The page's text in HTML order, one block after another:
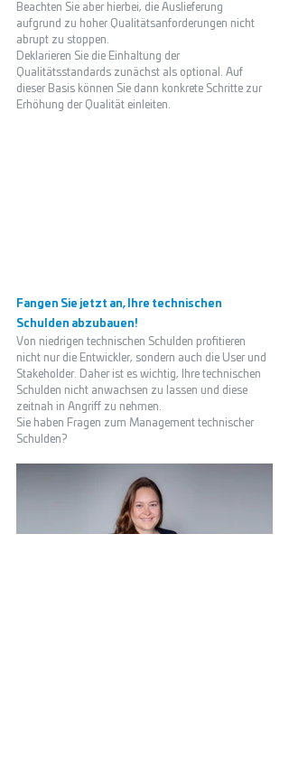
Beachten Sie aber hierbei, die Auslieferung
aufgrund zu hoher Qualitätsanforderungen nicht
abrupt zu stoppen.
Deklarieren Sie die Einhaltung der
Qualitätsstandards zunächst als optional. Auf
dieser Basis können Sie dann konkrete Schritte zur
Erhöhung der Qualität einleiten.
Fangen Sie jetzt an, Ihre technischen
Schulden abzubauen!
Von niedrigen technischen Schulden profitieren
nicht nur die Entwickler, sondern auch die User und
Stakeholder. Daher ist es wichtig, Ihre technischen
Schulden nicht anwachsen zu lassen und diese
zeitnah in Angriff zu nehmen.
Sie haben Fragen zum Management technischer
Schulden?